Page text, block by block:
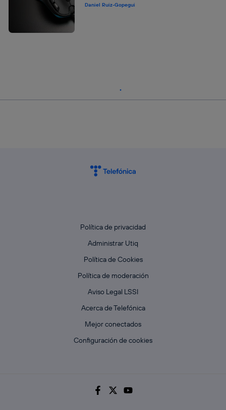
Daniel Ruiz-Gopegui
Política de privacidad
Administrar Utiq
Política de Cookies
Política de moderación
Aviso Legal LSSI
Acerca de Telefónica
Mejor conectados
Configuración de cookies